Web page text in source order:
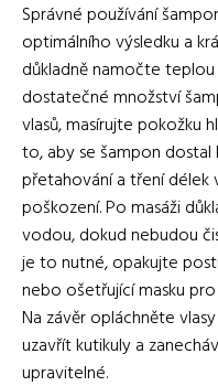
Správné používání
optimálního výsledku a
důkladně namočte
dostatečné množství
vlasů, masírujte pokožku
to, aby se šampon dostal
přetahování a tření délek
poškození. Po masáži
vodou, dokud nebudou
je to nutné, opakujte
nebo ošetřující masku
Na závěr opláchněte
uzavřít kutikuly a
upravitelné.